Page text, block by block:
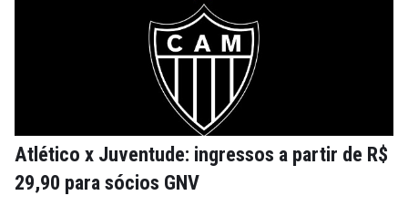
Atlético x Juventude: ingressos a partir de R$
29,90 para sócios GNV